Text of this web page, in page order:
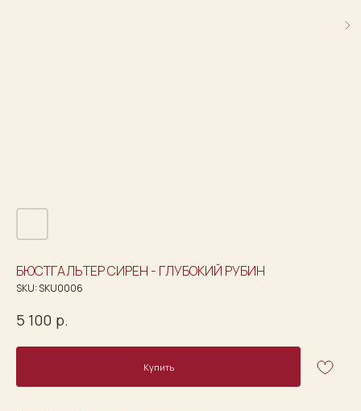
БЮСТГАЛЬТЕР СИРЕН - ГЛУБОКИЙ РУБИН
SKU:SKU0006
5 100 р.
Купить